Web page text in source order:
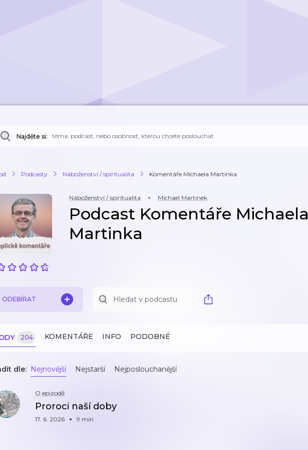
Najděte si:
Podcasty Náboženství / spiritualita Komentáře Michaela Martinka
Náboženství / spiritualita Michael Martinek
Podcast Komentáře Michaela
Martinka
ODEBÍRAT
204 KOMENTÁŘE INFO PODOBNÉ
dle: Nejnovější Nejstarší Nejposlouchanější
O epizodě
Proroci naší doby
17. 6. 2026 9 min